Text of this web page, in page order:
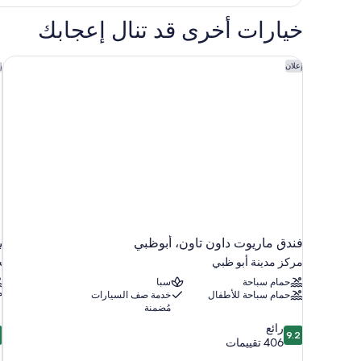
ديلوكس
-
سريران
فرديان
منفصلان
خيارات أخرى قد تنال إعجابك
إعلان
فندق ماريوت داون تاون، أبوظبي
مركز مدينة أبو ظبي
حمام سباحة
سبا
حمام سباحة للأطفال
خدمة صف السيارات
مُضمنة
9.2
من
9.2 رائع
406 تقييمات
فندق ماريوت داون تاون، أبوظبي